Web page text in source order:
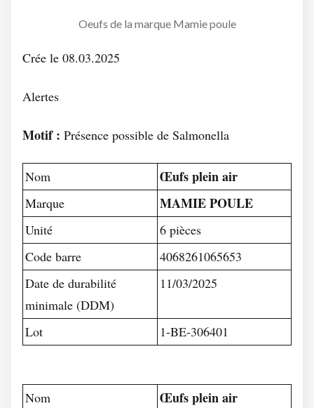
Oeufs de la marque Mamie poule
Crée le 08.03.2025
Alertes
Motif : Présence possible de Salmonella
Nom Œufs plein air
Marque MAMIE POULE
Unité
6 pièces
Code barre
4068261065653
Date de durabilité
minimale (DDM)
11/03/2025
Lot 1-BE-306401
Nom Œufs plein air